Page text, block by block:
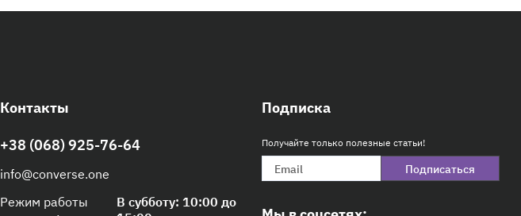
Контакты
+38 (068) 925-76-64
info@converse.one
Режим работы
В субботу: 10:00 до
Подписка
Получайте только полезные статьи!
Подписаться